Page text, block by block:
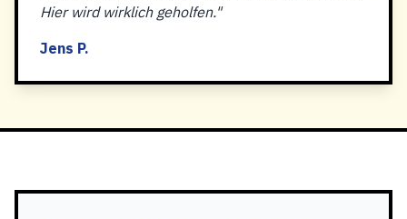
Hier wird wirklich geholfen."
Jens P.